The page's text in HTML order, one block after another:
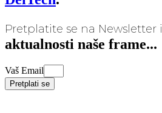
Pretplatite se na Newsletter i
aktualnosti naše frame...
Vaš Email
Pretplati se